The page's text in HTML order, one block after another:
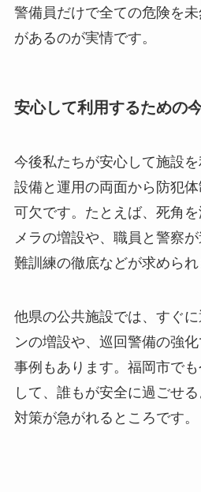
警備員だけで全ての危険を
があるのが実情です。
安心して利用するための
今後私たちが安心して施設を
設備と運用の両面から防犯
可欠です。たとえば、死角
メラの増設や、職員と警察
難訓練の徹底などが求められ
他県の公共施設では、すぐ
ンの増設や、巡回警備の強
事例もあります。福岡市で
して、誰もが安全に過ごせ
対策が急がれるところです。